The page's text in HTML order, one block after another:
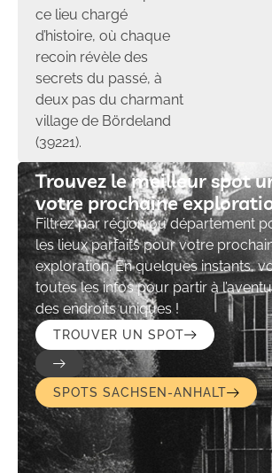
ce lieu chargé
d’histoire, où chaque
recoin révèle des
secrets du passé, à
deux pas du charmant
village de Bördeland
(39221).
Trouvez le meilleur spot
votre prochaine
Filtrez par région ou département
les lieux parfaits pour votre
exploration. En quelques instants,
toutes les infos pour partir à
des endroits uniques !
TROUVER UN SPOT
SPOTS SACHSEN-ANHALT